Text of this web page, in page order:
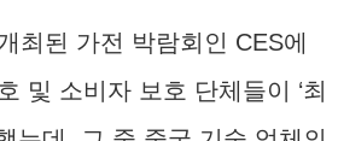
최된 가전 박람회인 CES에
및 소비자 보호 단체들이 ‘최